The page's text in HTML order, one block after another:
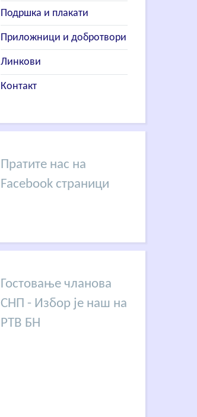
Подршка и плакати
Приложници и добротвори
Линкови
Контакт
Пратите нас на
Facebook страници
Гостовање чланова
СНП - Избор је наш на
РТВ БН